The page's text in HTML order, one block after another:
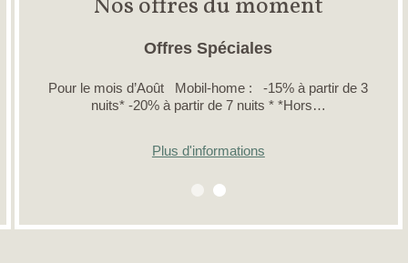
Offres Spéciales
Pour le mois d’Août Mobil-home : -15% à partir de 3
nuits* -20% à partir de 7 nuits * *Hors…
Plus d'informations